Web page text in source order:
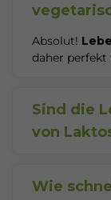
Absolut!
daher perfekt
Sind die
von
Gentechnik
Wie